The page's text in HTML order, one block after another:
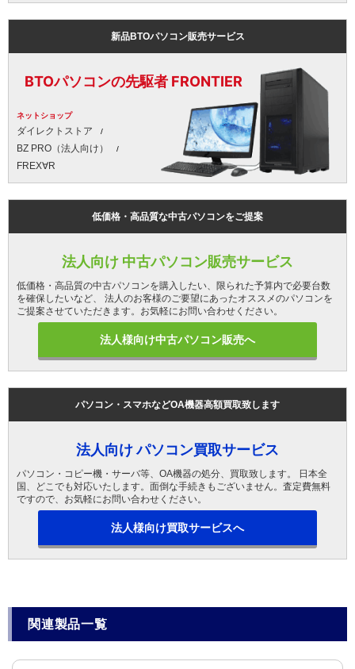
新品BTOパソコン販売サービス
BTOパソコンの先駆者 FRONTIER
ネットショップ
ダイレクトストア
BZ PRO（法人向け）
FREX∀R
低価格・高品質な中古パソコンをご提案
法人向け 中古パソコン販売サービス
低価格・高品質の中古パソコンを購入したい、限られた予算内で必要台数
を確保したいなど、 法人のお客様のご要望にあったオススメのパソコンを
ご提案させていただきます。お気軽にお問い合わせください。
法人様向け中古パソコン販売へ
パソコン・スマホなどOA機器高額買取致します
法人向け パソコン買取サービス
パソコン・コピー機・サーバ等、OA機器の処分、買取致します。 日本全
国、どこでも対応いたします。面倒な手続きもございません。査定費無料
ですので、お気軽にお問い合わせください。
法人様向け買取サービスへ
関連製品一覧